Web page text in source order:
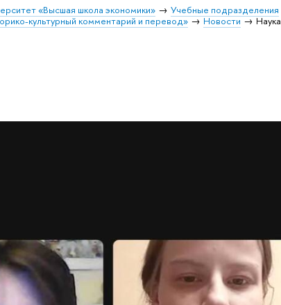
«Высшая школа экономики» Учебные подразделения
культурный комментарий и перевод»
Новости Наука